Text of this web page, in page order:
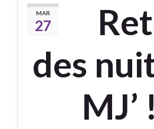
MAR
27
des
MJ’